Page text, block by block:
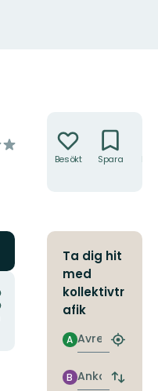
Besökt Spara
Ta dig hit
med
kollektivtr
afik
Avresa
A
Hitta
Ankomst
B
Byt